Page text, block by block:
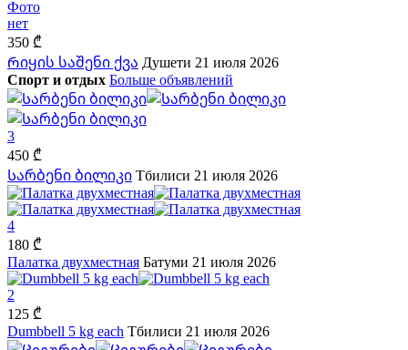
Фото
нет
350 ₾
Რიყის საშენი ქვა Душети 21 июля 2026
Спорт и отдых Больше объявлений
3
450 ₾
Სარბენი ბილიკი Тбилиси 21 июля 2026
4
180 ₾
Палатка двухместная Батуми 21 июля 2026
2
125 ₾
Dumbbell 5 kg each Тбилиси 21 июля 2026